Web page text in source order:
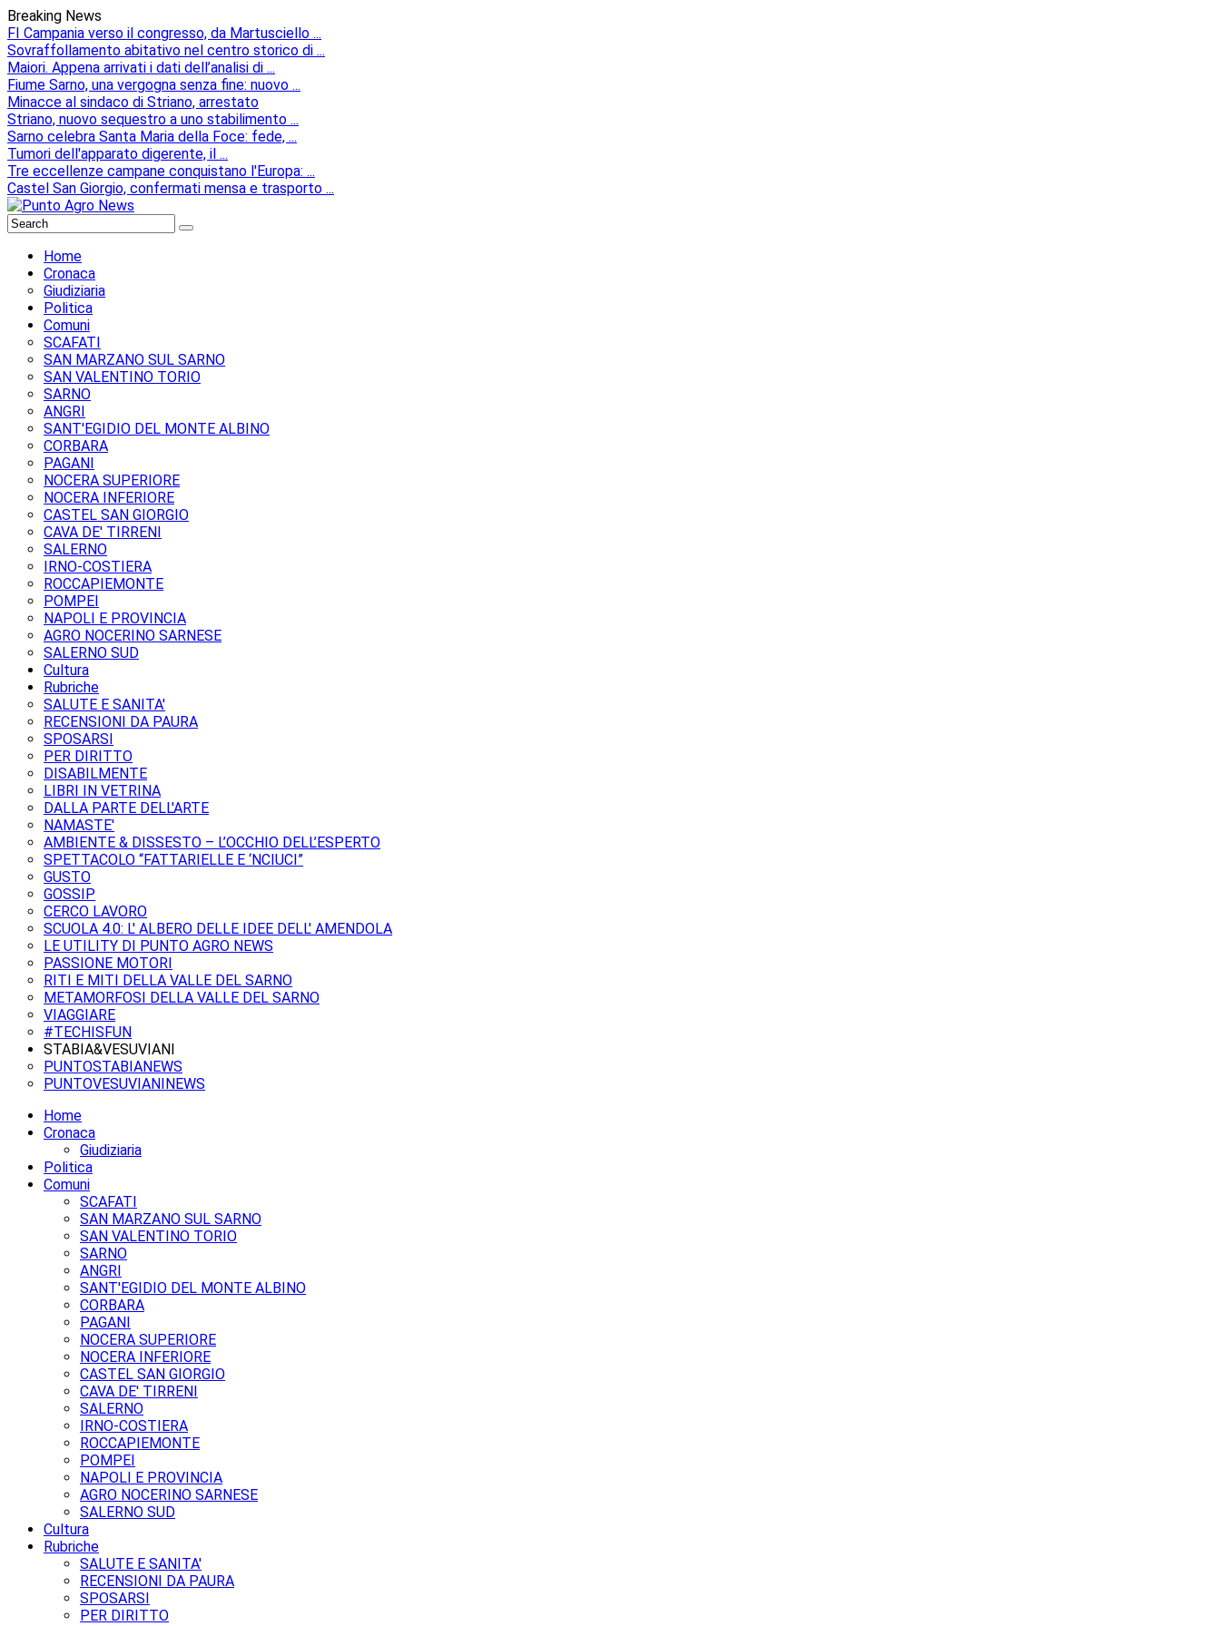
Breaking News
FI Campania verso il congresso, da Martusciello ...
Sovraffollamento abitativo nel centro storico di ...
Maiori. Appena arrivati i dati dell’analisi di ...
Fiume Sarno, una vergogna senza fine: nuovo ...
Minacce al sindaco di Striano, arrestato
Striano, nuovo sequestro a uno stabilimento ...
Sarno celebra Santa Maria della Foce: fede, ...
Tumori dell'apparato digerente, il ...
Tre eccellenze campane conquistano l'Europa: ...
Castel San Giorgio, confermati mensa e trasporto ...
Home
Cronaca
Giudiziaria
Politica
Comuni
SCAFATI
SAN MARZANO SUL SARNO
SAN VALENTINO TORIO
SARNO
ANGRI
SANT'EGIDIO DEL MONTE ALBINO
CORBARA
PAGANI
NOCERA SUPERIORE
NOCERA INFERIORE
CASTEL SAN GIORGIO
CAVA DE' TIRRENI
SALERNO
IRNO-COSTIERA
ROCCAPIEMONTE
POMPEI
NAPOLI E PROVINCIA
AGRO NOCERINO SARNESE
SALERNO SUD
Cultura
Rubriche
SALUTE E SANITA'
RECENSIONI DA PAURA
SPOSARSI
PER DIRITTO
DISABILMENTE
LIBRI IN VETRINA
DALLA PARTE DELL'ARTE
NAMASTE'
AMBIENTE & DISSESTO – L’OCCHIO DELL’ESPERTO
SPETTACOLO “FATTARIELLE E ‘NCIUCI”
GUSTO
GOSSIP
CERCO LAVORO
SCUOLA 4.0: L' ALBERO DELLE IDEE DELL' AMENDOLA
LE UTILITY DI PUNTO AGRO NEWS
PASSIONE MOTORI
RITI E MITI DELLA VALLE DEL SARNO
METAMORFOSI DELLA VALLE DEL SARNO
VIAGGIARE
#TECHISFUN
STABIA&VESUVIANI
PUNTOSTABIANEWS
PUNTOVESUVIANINEWS
Home
Cronaca
Giudiziaria
Politica
Comuni
SCAFATI
SAN MARZANO SUL SARNO
SAN VALENTINO TORIO
SARNO
ANGRI
SANT'EGIDIO DEL MONTE ALBINO
CORBARA
PAGANI
NOCERA SUPERIORE
NOCERA INFERIORE
CASTEL SAN GIORGIO
CAVA DE' TIRRENI
SALERNO
IRNO-COSTIERA
ROCCAPIEMONTE
POMPEI
NAPOLI E PROVINCIA
AGRO NOCERINO SARNESE
SALERNO SUD
Cultura
Rubriche
SALUTE E SANITA'
RECENSIONI DA PAURA
SPOSARSI
PER DIRITTO